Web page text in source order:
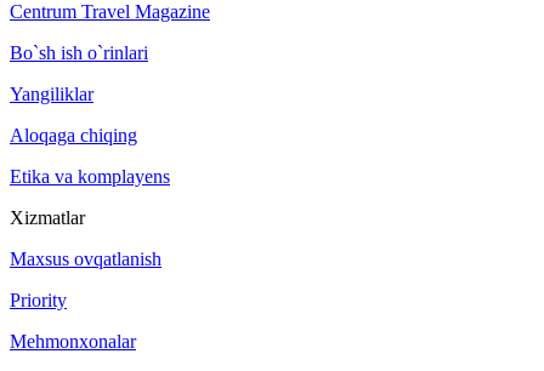
Centrum Travel Magazine
Bo`sh ish o`rinlari
Yangiliklar
Aloqaga chiqing
Etika va komplayens
Xizmatlar
Maxsus ovqatlanish
Priority
Mehmonxonalar